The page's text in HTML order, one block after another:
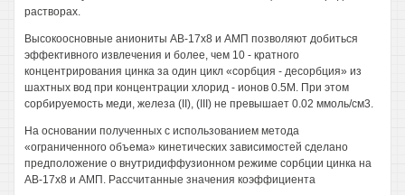
растворах.
Высокоосновные аниониты АВ-17х8 и АМП позволяют добиться
эффективного извлечения и более, чем 10 - кратного
концентрирования цинка за один цикл «сорбция - десорбция» из
шахтных вод при концентрации хлорид - ионов 0.5М. При этом
сорбируемость меди, железа (II), (III) не превышает 0.02 ммоль/см3.
На основании полученных с использованием метода
«ограниченного объема» кинетических зависимостей сделано
предположение о внутридиффузионном режиме сорбции цинка на
АВ-17х8 и АМП. Рассчитанные значения коэффициента